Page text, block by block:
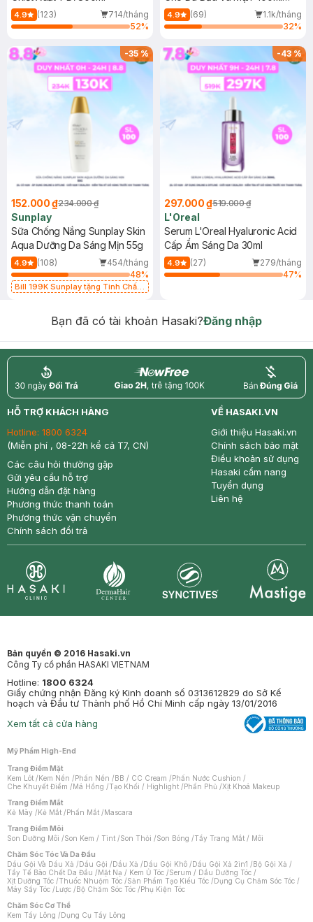
4.9 (123)
714/tháng
52%
(Mới)
4.9 (69)
1.1k/tháng
32%
-35%
152.000 ₫234.000 ₫
Sunplay
Sữa Chống Nắng Sunplay Skin
Aqua Dưỡng Da Sáng Mịn 55g
4.9 (108)
454/tháng
48%
Bill 199K Sunplay tặng Tinh Chất
-43%
297.000 ₫519.000 ₫
L'Oreal
Serum L'Oreal Hyaluronic Acid
Cấp Ẩm Sáng Da 30ml
4.9 (27)
279/tháng
47%
Bạn đã có tài khoản Hasaki?Đăng nhập
return nowfree price
HỖ TRỢ KHÁCH HÀNG
Hotline: 1800 6324
(Miễn phí , 08-22h kể cả T7, CN)
Các câu hỏi thường gặp
Gửi yêu cầu hỗ trợ
Hướng dẫn đặt hàng
Phương thức thanh toán
Phương thức vận chuyển
Chính sách đổi trả
VỀ HASAKI.VN
Giới thiệu Hasaki.vn
Chính sách bảo mật
Điều khoản sử dụng
Hasaki cẩm nang
Tuyển dụng
Liên hệ
Bản quyền © 2016 Hasaki.vn
Công Ty cổ phần HASAKI VIETNAM
Hotline: 1800 6324
Giấy chứng nhận Đăng ký Kinh doanh số 0313612829 do Sở Kế
hoạch và Đầu tư Thành phố Hồ Chí Minh cấp ngày 13/01/2016
Xem tất cả cửa hàng
Mỹ Phẩm High-End
Trang Điểm Mặt
Kem Lót /Kem Nền /Phấn Nền /BB / CC Cream /Phấn Nước Cushion /
Che Khuyết Điểm /Má Hồng /Tạo Khối / Highlight /Phấn Phủ /Xịt Khoá Makeup
Trang Điểm Mắt
Kẻ Mày /Kẻ Mắt /Phấn Mắt /Mascara
Trang Điểm Môi
Son Dưỡng Môi /Son Kem / Tint /Son Thỏi /Son Bóng /Tẩy Trang Mắt / Môi
Chăm Sóc Tóc Và Da Đầu
Dầu Gội Và Dầu Xả /Dầu Gội /Dầu Xả /Dầu Gội Khô /Dầu Gội Xả 2in1 /Bộ Gội Xả /
Tẩy Tế Bào Chết Da Đầu /Mặt Nạ / Kem Ủ Tóc /Serum / Dầu Dưỡng Tóc /
Xịt Dưỡng Tóc /Thuốc Nhuộm Tóc /Sản Phẩm Tạo Kiểu Tóc /Dụng Cụ Chăm Sóc Tóc /
Máy Sấy Tóc /Lược /Bộ Chăm Sóc Tóc /Phụ Kiện Tóc
Chăm Sóc Cơ Thể
Kem Tẩy Lông /Dụng Cụ Tẩy Lông